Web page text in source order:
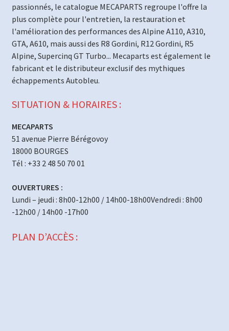
passionnés, le catalogue MECAPARTS regroupe l'offre la
plus complète pour l'entretien, la restauration et
l'amélioration des performances des Alpine A110, A310,
GTA, A610, mais aussi des R8 Gordini, R12 Gordini, R5
Alpine, Supercinq GT Turbo... Mecaparts est également le
fabricant et le distributeur exclusif des mythiques
échappements Autobleu.
SITUATION & HORAIRES :
MECAPARTS
51 avenue Pierre Bérégovoy
18000 BOURGES
Tél : +33 2 48 50 70 01
OUVERTURES :
Lundi – jeudi : 8h00-12h00 / 14h00-18h00Vendredi : 8h00
-12h00 / 14h00 -17h00
PLAN D’ACCÈS :